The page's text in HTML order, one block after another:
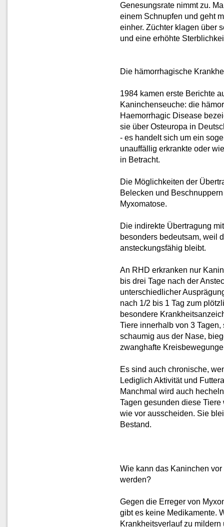
Genesungsrate nimmt zu.
einem Schnupfen und geht
einher. Züchter klagen über
und eine erhöhte
Die hämorrhagische
1984 kamen erste Berichte
Kaninchenseuche: die
Haemorrhagic Disease
sie über Osteuropa in
- es handelt sich um ein
unauffällig erkrankte oder
in Betracht.
Die Möglichkeiten der
Belecken und
Myxomatose.
Die indirekte Übertragung
besonders bedeutsam, weil
ansteckungsfähig bleibt.
An RHD erkranken nur
bis drei Tage nach der
unterschiedlicher
nach 1/2 bis 1 Tag zum
besondere
Tiere innerhalb von 3
schaumig aus der Nase,
zwanghafte
Es sind auch chronische,
Lediglich Aktivität und
Manchmal wird auch
Tagen gesunden diese
wie vor ausscheiden. Sie
Bestand.
Wie kann das Kaninchen
werden?
Gegen die Erreger von
gibt es keine Medikamente.
Krankheitsverlauf zu